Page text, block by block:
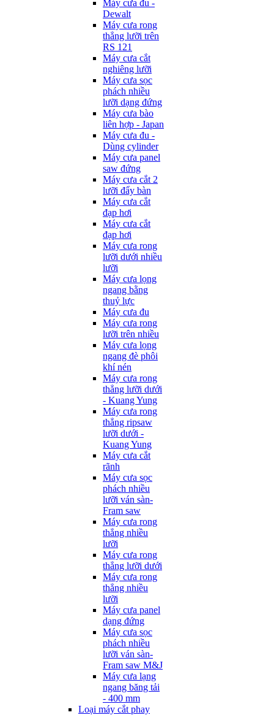
Máy cưa đu -
Dewalt
Máy cưa rong
thẳng lưỡi trên
RS 121
Máy cưa cắt
nghiêng lưỡi
Máy cưa sọc
phách nhiều
lưỡi dạng đứng
Máy cưa bào
liên hợp - Japan
Máy cưa đu -
Dùng cylinder
Máy cưa panel
saw đứng
Máy cưa cắt 2
lưỡi đẩy bàn
Máy cưa cắt
đạp hơi
Máy cưa cắt
đạp hơi
Máy cưa rong
lưỡi dưới nhiều
lưỡi
Máy cưa lọng
ngang bằng
thuỷ lực
Máy cưa đu
Máy cưa rong
lưỡi trên nhiều
Máy cưa lọng
ngang đè phôi
khí nén
Máy cưa rong
thẳng lưỡi dưới
- Kuang Yung
Máy cưa rong
thẳng ripsaw
lưỡi dưới -
Kuang Yung
Máy cưa cắt
rãnh
Máy cưa sọc
phách nhiều
lưỡi ván sàn-
Fram saw
Máy cưa rong
thẳng nhiều
lưỡi
Máy cưa rong
thẳng lưỡi dưới
Máy cưa rong
thẳng nhiều
lưỡi
Máy cưa panel
dạng đứng
Máy cưa sọc
phách nhiều
lưỡi ván sàn-
Fram saw M&J
Máy cưa lạng
ngang băng tải
- 400 mm
Loại máy cắt phay